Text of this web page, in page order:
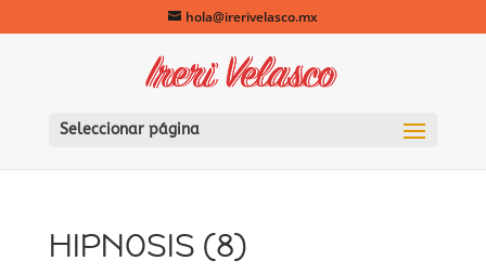
hola@irerivelasco.mx
Seleccionar página
HIPNOSIS (8)